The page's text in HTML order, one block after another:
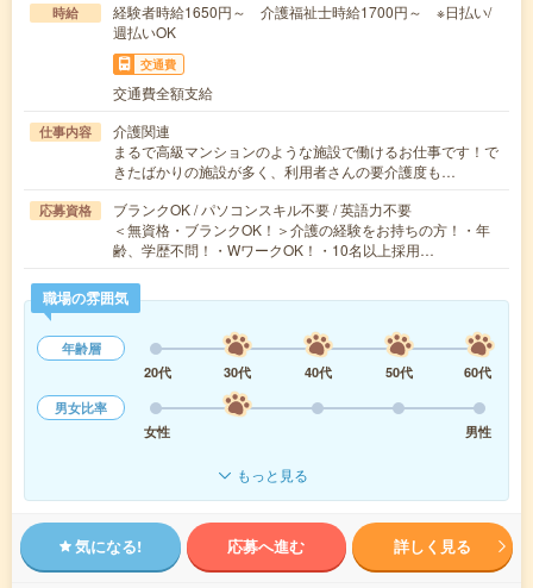
時給
経験者時給1650円～ 介護福祉士時給1700円～ ※日払い/
週払いOK
交通費
交通費全額支給
仕事内容
介護関連
まるで高級マンションのような施設で働けるお仕事です！で
きたばかりの施設が多く、利用者さんの要介護度も…
応募資格
ブランクOK / パソコンスキル不要 / 英語力不要
＜無資格・ブランクOK！＞介護の経験をお持ちの方！・年
齢、学歴不問！・WワークOK！・10名以上採用…
職場の雰囲気
年齢層
20代
30代 40代 50代
60代
男女比率
女性
男性
もっと見る
気になる! 応募へ進む 詳しく見る